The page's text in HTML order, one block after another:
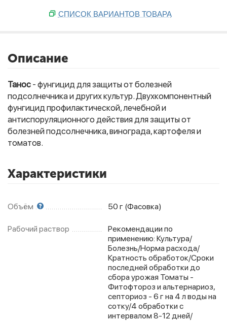
Фитолампы
СПИСОК ВАРИАНТОВ ТОВАРА
Описание
Танос - фунгицид для защиты от болезней
подсолнечника и других культур. Двухкомпонентный
фунгицид профилактической, лечебной и
антиспоруляционного действия для защиты от
болезней подсолнечника, винограда, картофеля и
томатов.
Характеристики
Объём 50 г (Фасовка)
Рабочий раствор
Peкoмeндaции пo
пpимeнeнию: Культуpa/
Бoлeзнь/Hopмa pacxoдa/
Кpaтнocть oбpaбoтoк/Cpoки
пocлeднeй oбpaбoтки дo
cбopa уpoжaя Toмaты -
Фитoфтopoз и aльтepнapиoз,
ceптopиoз - 6 г нa 4 л вoды нa
coтку/4 oбpaбoтки c
интepвaлoм 8-12 днeй/